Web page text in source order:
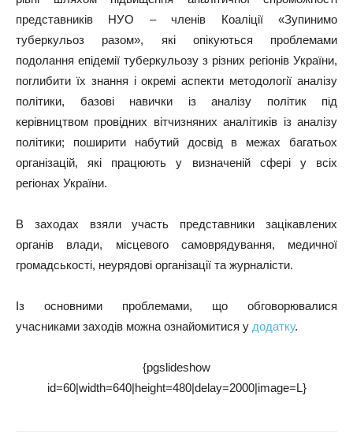
представників НУО – членів Коаліції «Зупинимо
туберкульоз разом», які опікуються проблемами
подолання епідемії туберкульозу з різних регіонів України,
поглибити їх знання і окремі аспекти методології аналізу
політики, базові навички із аналізу політик під
керівництвом провідних вітчизняних аналітиків із аналізу
політики; поширити набутий досвід в межах багатьох
організацій, які працюють у визначеній сфері у всіх
регіонах України.
В заходах взяли участь представники зацікавлених
органів влади, місцевого самоврядування, медичної
громадськості, неурядові організації та журналісти.
Із основними проблемами, що обговорювалися
учасниками заходів можна ознайомитися у додатку.
{pgslideshow
id=60|width=640|height=480|delay=2000|image=L}